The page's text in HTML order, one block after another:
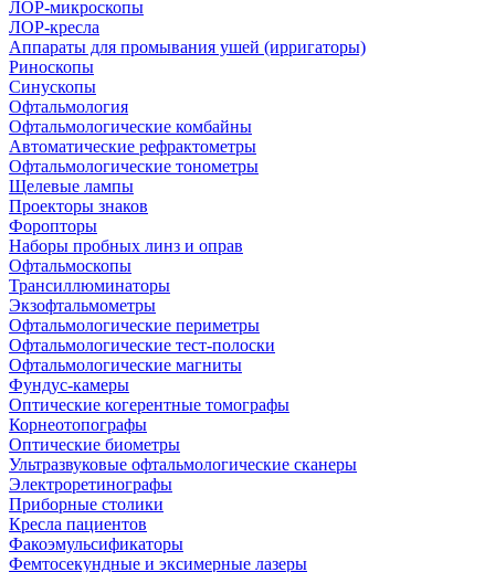
ЛОР-микроскопы
ЛОР-кресла
Аппараты для промывания ушей (ирригаторы)
Риноскопы
Синускопы
Офтальмология
Офтальмологические комбайны
Автоматические рефрактометры
Офтальмологические тонометры
Щелевые лампы
Проекторы знаков
Форопторы
Наборы пробных линз и оправ
Офтальмоскопы
Трансиллюминаторы
Экзофтальмометры
Офтальмологические периметры
Офтальмологические тест-полоски
Офтальмологические магниты
Фундус-камеры
Оптические когерентные томографы
Корнеотопографы
Оптические биометры
Ультразвуковые офтальмологические сканеры
Электроретинографы
Приборные столики
Кресла пациентов
Факоэмульсификаторы
Фемтосекундные и эксимерные лазеры